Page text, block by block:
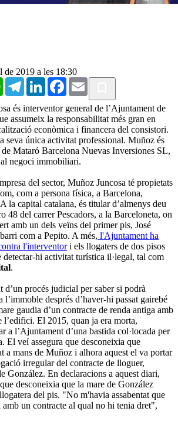
2019 a les 18:30
WhatsAppTelegramLinkedInFacebook
Email
és interventor general de l’Ajuntament de
assumeix la responsabilitat més gran en
econòmica i financera del consistori.
seva única activitat professional. Muñoz és
Mataró Barcelona Nuevas Inversiones SL,
negoci immobiliari.
del sector, Muñoz Juncosa té propietats
com a persona física, a Barcelona,
la capital catalana, és titular d’almenys deu
48 del carrer Pescadors, a la Barceloneta, on
amb un dels veïns del primer pis, José
com a Pepito. A més, l'Ajuntament ha
l'interventori els llogaters de dos pisos
detectar-hi activitat turística il·legal, tal com
.
d’un procés judicial per saber si podrà
després d’haver-hi passat gairebé
gaudia d’un contracte de renda antiga amb
l’edifici. El 2015, quan ja era morta,
a l’Ajuntament d’una bastida col·locada per
El veí assegura que desconeixia que
a mans de Muñoz i alhora aquest el va portar
irregular del contracte de lloguer,
González. En declaracions a aquest diari,
desconeixia que la mare de González
del pis. "No m'havia assabentat que
un contracte al qual no hi tenia dret",